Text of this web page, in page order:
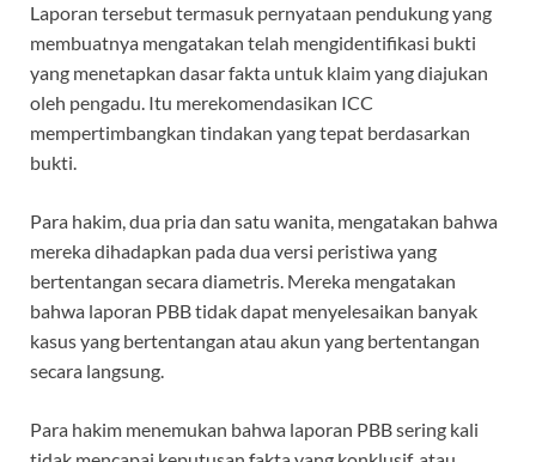
Laporan tersebut termasuk pernyataan pendukung yang
membuatnya mengatakan telah mengidentifikasi bukti
yang menetapkan dasar fakta untuk klaim yang diajukan
oleh pengadu. Itu merekomendasikan ICC
mempertimbangkan tindakan yang tepat berdasarkan
bukti.
Para hakim, dua pria dan satu wanita, mengatakan bahwa
mereka dihadapkan pada dua versi peristiwa yang
bertentangan secara diametris. Mereka mengatakan
bahwa laporan PBB tidak dapat menyelesaikan banyak
kasus yang bertentangan atau akun yang bertentangan
secara langsung.
Para hakim menemukan bahwa laporan PBB sering kali